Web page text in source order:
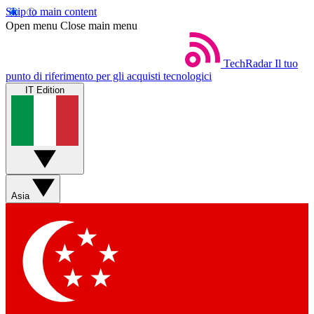
Skip to main content
Open menu Close main menu
TechRadar Il tuo
punto di riferimento per gli acquisti tecnologici
IT Edition
Asia